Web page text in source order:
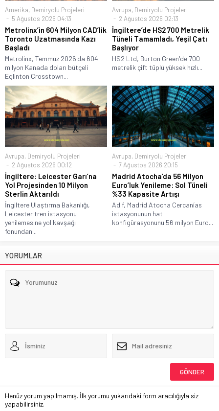
Amerika, Demiryolu Projeleri
5 Ağustos 2026 04:13
Metrolinx’in 604 Milyon CAD’lik
Toronto Uzatmasında Kazı
Başladı
Metrolinx, Temmuz 2026'da 604
milyon Kanada doları bütçeli
Eglinton Crosstown...
Avrupa, Demiryolu Projeleri
2 Ağustos 2026 02:13
İngiltere’de HS2 700 Metrelik
Tüneli Tamamladı, Yeşil Çatı
Başlıyor
HS2 Ltd, Burton Green'de 700
metrelik çift tüplü yüksek hızlı...
Avrupa, Demiryolu Projeleri
2 Ağustos 2026 00:12
İngiltere: Leicester Garı’na
Yol Projesinden 10 Milyon
Sterlin Aktarıldı
İngiltere Ulaştırma Bakanlığı,
Leicester tren istasyonu
yenilemesine yol kavşağı
fonundan...
Avrupa, Demiryolu Projeleri
7 Ağustos 2026 20:15
Madrid Atocha’da 56 Milyon
Euro’luk Yenileme: Sol Tüneli
%33 Kapasite Artışı
Adif, Madrid Atocha Cercanías
istasyonunun hat
konfigürasyonunu 56 milyon Euro...
YORUMLAR
Henüz yorum yapılmamış. İlk yorumu yukarıdaki form aracılığıyla siz
yapabilirsiniz.